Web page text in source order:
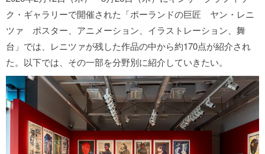
ク・ギャラリーで開催された「ポーランドの巨匠 ヤン・レニ
ツァ ポスター、アニメーション、イラストレーション、舞
台」では、レニツァが残した作品の中から約170点が紹介され
た。以下では、その一部を分野別に紹介していきたい。